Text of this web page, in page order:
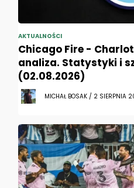
AKTUALNOŚCI
Chicago Fire -
analiza. Statystyki i
(02.08.2026)
MICHAŁ BOSAK / 2 SIERPNIA